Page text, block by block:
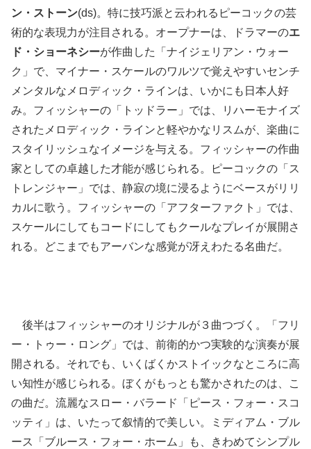
ン・ストーン(ds)。特に技巧派と云われるピーコックの芸
術的な表現力が注目される。オープナーは、ドラマーのエ
ド・ショーネシーが作曲した「ナイジェリアン・ウォー
ク」で、マイナー・スケールのワルツで覚えやすいセンチ
メンタルなメロディック・ラインは、いかにも日本人好
み。フィッシャーの「トッドラー」では、リハーモナイズ
されたメロディック・ラインと軽やかなリスムが、楽曲に
スタイリッシュなイメージを与える。フィッシャーの作曲
家としての卓越した才能が感じられる。ピーコックの「ス
トレンジャー」では、静寂の境に浸るようにベースがリリ
カルに歌う。フィッシャーの「アフターファクト」では、
スケールにしてもコードにしてもクールなプレイが展開さ
れる。どこまでもアーバンな感覚が冴えわたる名曲だ。
後半はフィッシャーのオリジナルが３曲つづく。「フリ
ー・トゥー・ロング」では、前衛的かつ実験的な演奏が展
開される。それでも、いくばくかストイックなところに高
い知性が感じられる。ぼくがもっとも驚かされたのは、こ
の曲だ。流麗なスロー・バラード「ピース・フォー・スコ
ッティ」は、いたって叙情的で美しい。ミディアム・ブル
ース「ブルース・フォー・ホーム」も、きわめてシンプル